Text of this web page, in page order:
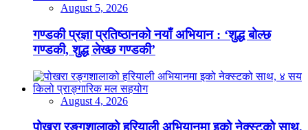
August 5, 2026
गण्डकी प्रज्ञा प्रतिष्ठानको नयाँ अभियान : ‘शुद्ध बोल्छ
गण्डकी, शुद्ध लेख्छ गण्डकी’
August 4, 2026
पोखरा रङ्गशालाको हरियाली अभियानमा इको नेक्स्टको साथ,